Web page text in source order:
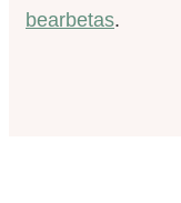
bearbetas.